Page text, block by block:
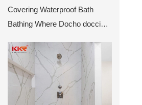
Covering Waterproof Bath
Bathing Where Docho doccia